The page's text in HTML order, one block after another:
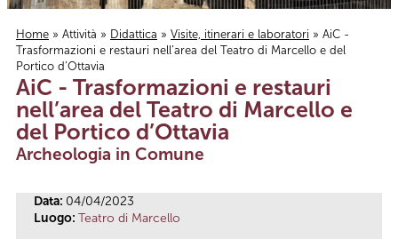
Tu sei qui
Home » Attività » Didattica » Visite, itinerari e laboratori » AiC -
Trasformazioni e restauri nell’area del Teatro di Marcello e del
Portico d’Ottavia
AiC - Trasformazioni e restauri
nell’area del Teatro di Marcello e
del Portico d’Ottavia
Archeologia in Comune
Data: 04/04/2023
Luogo: Teatro di Marcello